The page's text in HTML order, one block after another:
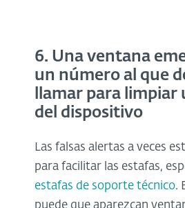
6. Una ventana
un número al que
llamar para
del dispositivo
Las falsas alertas a veces
para facilitar las estafas,
estafas de soporte técnico.